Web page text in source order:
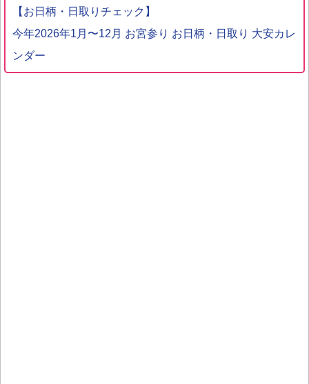
【お日柄・日取りチェック】
今年2026年1月〜12月 お宮参り お日柄・日取り 大安カレ
ンダー